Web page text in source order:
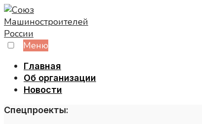
Skip
to
content
Меню
Главная
Об организации
Новости
Спецпроекты: